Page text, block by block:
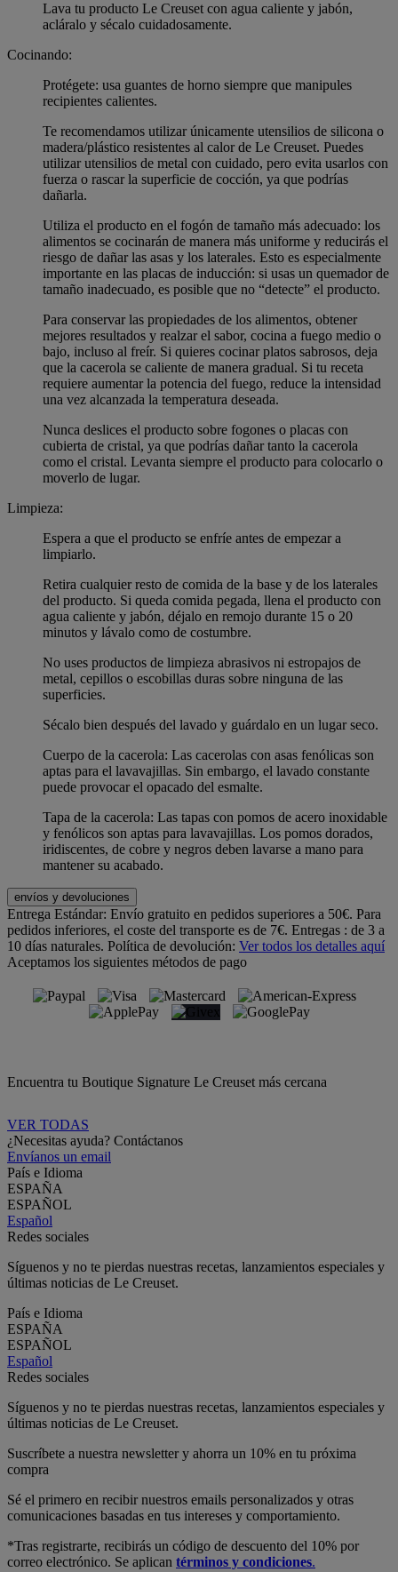
Lava tu producto Le Creuset con agua caliente y jabón,
acláralo y sécalo cuidadosamente.
Cocinando:
Protégete: usa guantes de horno siempre que manipules
recipientes calientes.
Te recomendamos utilizar únicamente utensilios de silicona o
madera/plástico resistentes al calor de Le Creuset. Puedes
utilizar utensilios de metal con cuidado, pero evita usarlos con
fuerza o rascar la superficie de cocción, ya que podrías
dañarla.
Utiliza el producto en el fogón de tamaño más adecuado: los
alimentos se cocinarán de manera más uniforme y reducirás el
riesgo de dañar las asas y los laterales. Esto es especialmente
importante en las placas de inducción: si usas un quemador de
tamaño inadecuado, es posible que no “detecte” el producto.
Para conservar las propiedades de los alimentos, obtener
mejores resultados y realzar el sabor, cocina a fuego medio o
bajo, incluso al freír. Si quieres cocinar platos sabrosos, deja
que la cacerola se caliente de manera gradual. Si tu receta
requiere aumentar la potencia del fuego, reduce la intensidad
una vez alcanzada la temperatura deseada.
Nunca deslices el producto sobre fogones o placas con
cubierta de cristal, ya que podrías dañar tanto la cacerola
como el cristal. Levanta siempre el producto para colocarlo o
moverlo de lugar.
Limpieza:
Espera a que el producto se enfríe antes de empezar a
limpiarlo.
Retira cualquier resto de comida de la base y de los laterales
del producto. Si queda comida pegada, llena el producto con
agua caliente y jabón, déjalo en remojo durante 15 o 20
minutos y lávalo como de costumbre.
No uses productos de limpieza abrasivos ni estropajos de
metal, cepillos o escobillas duras sobre ninguna de las
superficies.
Sécalo bien después del lavado y guárdalo en un lugar seco.
Cuerpo de la cacerola: Las cacerolas con asas fenólicas son
aptas para el lavavajillas. Sin embargo, el lavado constante
puede provocar el opacado del esmalte.
Tapa de la cacerola: Las tapas con pomos de acero inoxidable
y fenólicos son aptas para lavavajillas. Los pomos dorados,
iridiscentes, de cobre y negros deben lavarse a mano para
mantener su acabado.
envíos y devoluciones
Entrega Estándar: Envío gratuito en pedidos superiores a 50€. Para
pedidos inferiores, el coste del transporte es de 7€. Entregas : de 3 a
10 días naturales. Política de devolución: Ver todos los detalles aquí
Aceptamos los siguientes métodos de pago
Encuentra tu Boutique Signature Le Creuset más cercana
VER TODAS
¿Necesitas ayuda? Contáctanos
Envíanos un email
País e Idioma
ESPAÑA
ESPAÑOL
Español
Redes sociales
Síguenos y no te pierdas nuestras recetas, lanzamientos especiales y
últimas noticias de Le Creuset.
País e Idioma
ESPAÑA
ESPAÑOL
Español
Redes sociales
Síguenos y no te pierdas nuestras recetas, lanzamientos especiales y
últimas noticias de Le Creuset.
Suscríbete a nuestra newsletter y ahorra un 10% en tu próxima
compra
Sé el primero en recibir nuestros emails personalizados y otras
comunicaciones basadas en tus intereses y comportamiento.
*Tras registrarte, recibirás un código de descuento del 10% por
correo electrónico. Se aplican términos y condiciones.